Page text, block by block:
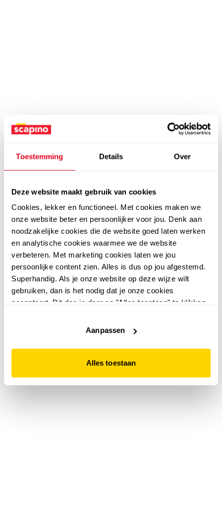
Toestemming Details Over
Deze website maakt gebruik van cookies
Cookies, lekker en functioneel. Met cookies maken we
onze website beter en persoonlijker voor jou. Denk aan
noodzakelijke cookies die de website goed laten werken
en analytische cookies waarmee we de website
verbeteren. Met marketing cookies laten we jou
persoonlijke content zien. Alles is dus op jou afgestemd.
Superhandig. Als je onze website op deze wijze wilt
gebruiken, dan is het nodig dat je onze cookies
accepteert. Dit doe je door op "Alles toestaan" te klikken.
website niet optimaal functioneert.
Aanpassen
Alles toestaan